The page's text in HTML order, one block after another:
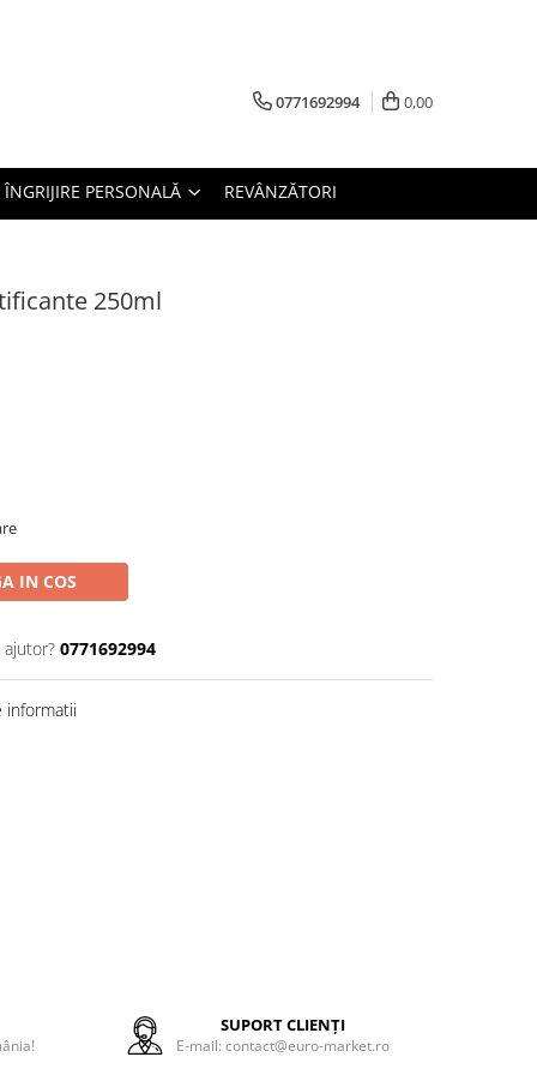
0771692994 0,00
ÎNGRIJIRE PERSONALĂ REVÂNZĂTORI
250ml
IN COS
0771692994
informatii
SUPORT CLIENȚI
E-mail: contact@euro-market.ro